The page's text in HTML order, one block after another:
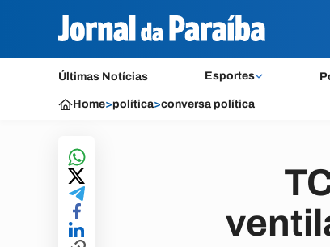
Últimas Notícias Esportes
Home>política>conversa política